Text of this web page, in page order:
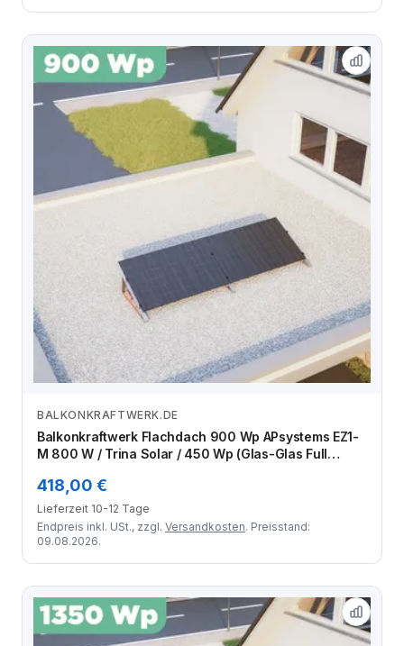
Zum Angebot
BALKONKRAFTWERK.DE
Balkonkraftwerk Flachdach 900 Wp APsystems EZ1-
M 800 W / Trina Solar / 450 Wp (Glas-Glas Full
418,00 €
Lieferzeit 10-12 Tage
Endpreis inkl. USt., zzgl. Versandkosten. Preisstand:
09.08.2026.